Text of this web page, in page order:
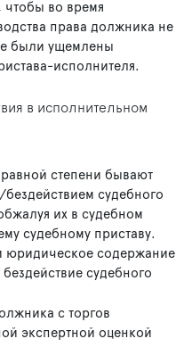
чтобы во время
права должника не
были ущемлены
исполнителя.
в исполнительном
степени бывают
судебного
их в судебном
судебному приставу.
юридическое содержание
судебного
с торгов
экспертной оценкой